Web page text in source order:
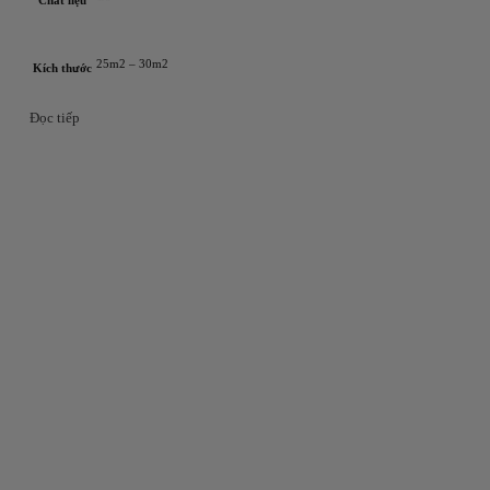
Kích thước 25m2 – 30m2
Đọc tiếp